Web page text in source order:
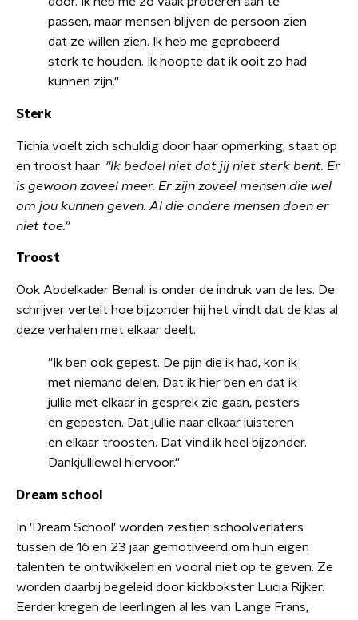
passen, maar mensen blijven de persoon zien
dat ze willen zien. Ik heb me geprobeerd
sterk te houden. Ik hoopte dat ik ooit zo had
kunnen zijn.''
Sterk
Tichia voelt zich schuldig door haar opmerking, staat op
en troost haar: ''Ik bedoel niet dat jij niet sterk bent. Er
is gewoon zoveel meer. Er zijn zoveel mensen die wel
om jou kunnen geven. Al die andere mensen doen er
niet toe.''
Troost
Ook Abdelkader Benali is onder de indruk van de les. De
schrijver vertelt hoe bijzonder hij het vindt dat de klas al
deze verhalen met elkaar deelt.
''Ik ben ook gepest. De pijn die ik had, kon ik
met niemand delen. Dat ik hier ben en dat ik
jullie met elkaar in gesprek zie gaan, pesters
en gepesten. Dat jullie naar elkaar luisteren
en elkaar troosten. Dat vind ik heel bijzonder.
Dankjulliewel hiervoor.''
Dream school
In 'Dream School' worden zestien schoolverlaters
tussen de 16 en 23 jaar gemotiveerd om hun eigen
talenten te ontwikkelen en vooral niet op te geven. Ze
worden daarbij begeleid door kickbokster Lucia Rijker.
Eerder kregen de leerlingen al les van Lange Frans,